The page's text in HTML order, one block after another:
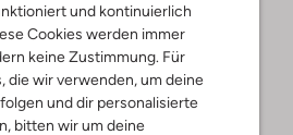
und kontinuierlich
Cookies werden immer
keine Zustimmung. Für
die wir verwenden, um deine
und dir personalisierte
bitten wir um deine